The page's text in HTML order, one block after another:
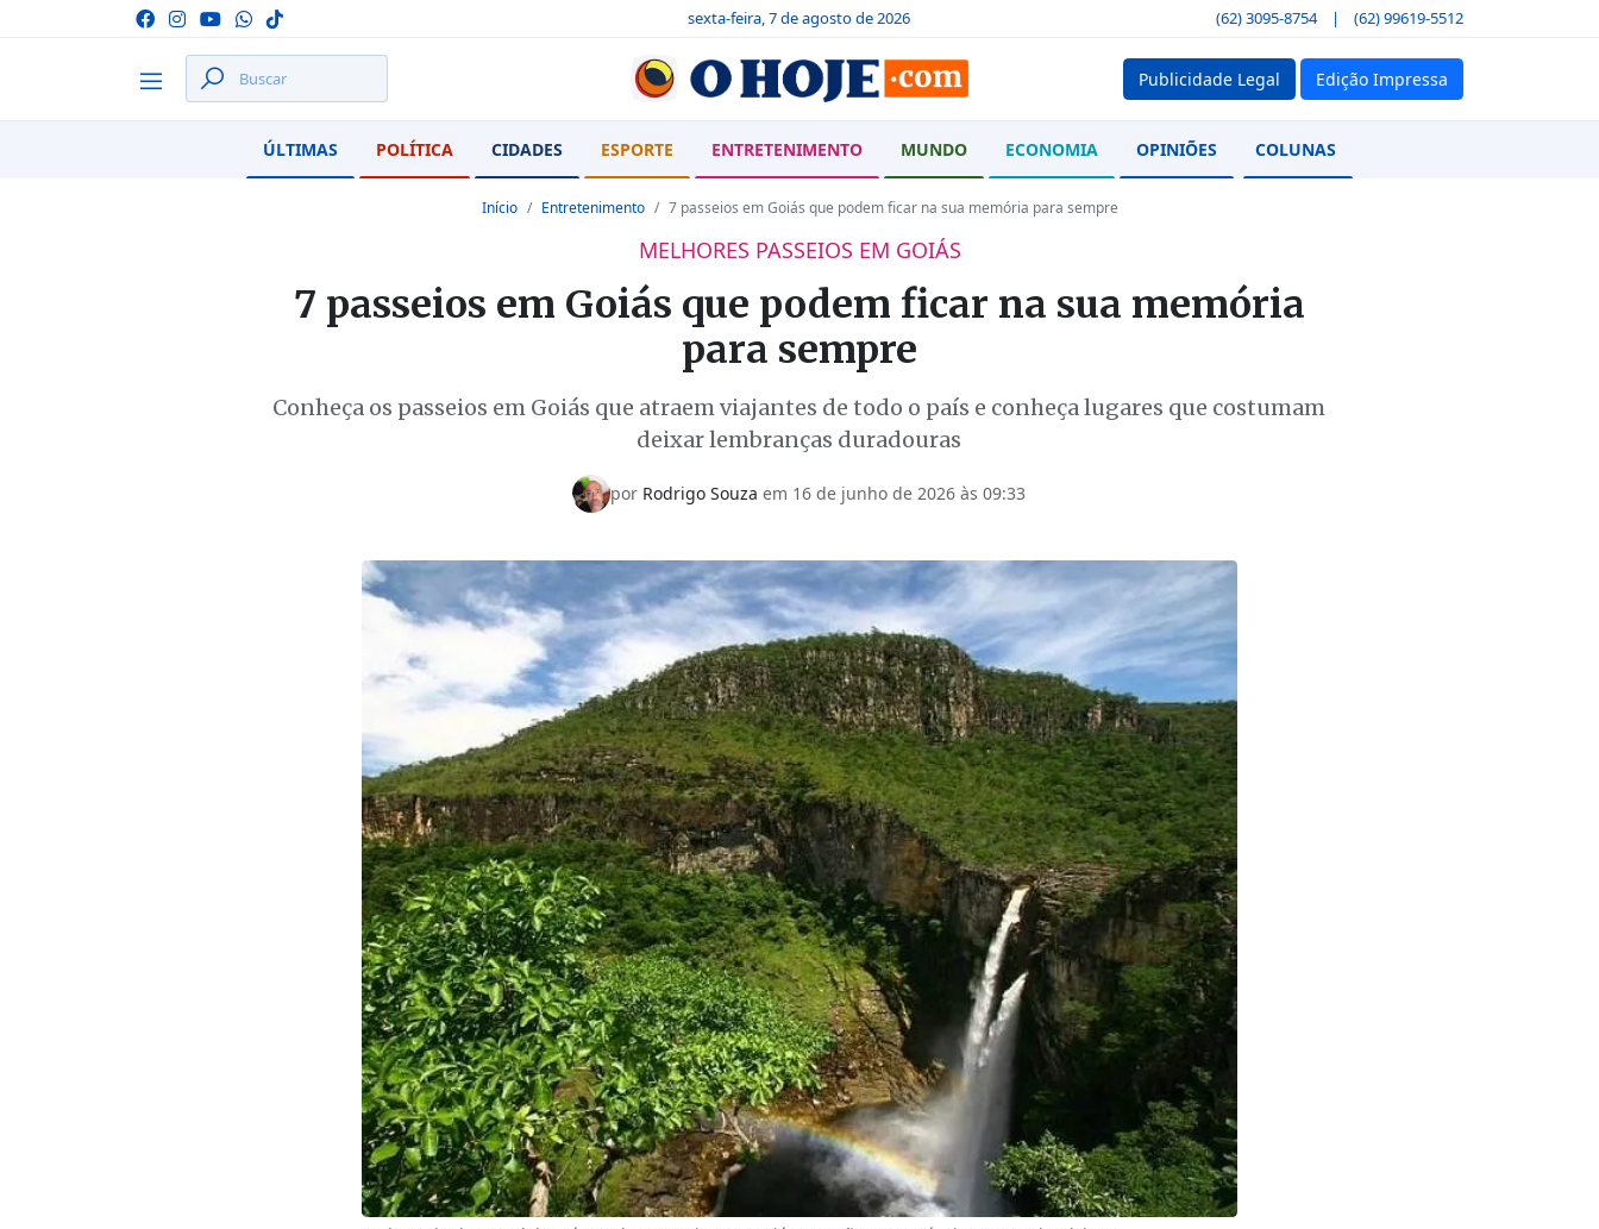
sexta-feira, 7 de agosto de 2026 (62) 3095-8754 | (62) 99619-5512
Publicidade Legal Edição Impressa
ÚLTIMAS POLÍTICA CIDADES ESPORTE ENTRETENIMENTO MUNDO ECONOMIA OPINIÕES COLUNAS
Início Entretenimento 7 passeios em Goiás que podem ficar na sua memória para sempre
MELHORES PASSEIOS EM GOIÁS
7 passeios em Goiás que podem ficar na sua memória
para sempre
Conheça os passeios em Goiás que atraem viajantes de todo o país e conheça lugares que costumam
deixar lembranças duradouras
por Rodrigo Souza em 16 de junho de 2026 às 09:33